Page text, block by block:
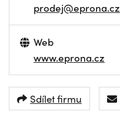
prodej@eprona.cz
Web
www.eprona.cz
Sdílet firmu